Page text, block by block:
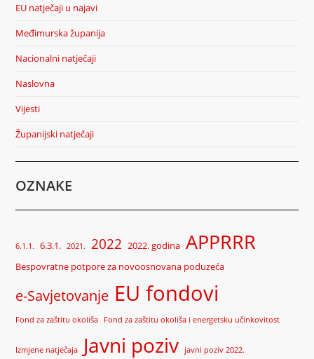
EU natječaji u najavi
Međimurska županija
Nacionalni natječaji
Naslovna
Vijesti
Županijski natječaji
OZNAKE
6.1.1. 6.3.1. 2021. 2022 2022. godina APPRRR
Bespovratne potpore za novoosnovana poduzeća
e-Savjetovanje EU fondovi
Fond za zaštitu okoliša Fond za zaštitu okoliša i energetsku učinkovitost
Izmjene natječaja Javni poziv javni poziv 2022.